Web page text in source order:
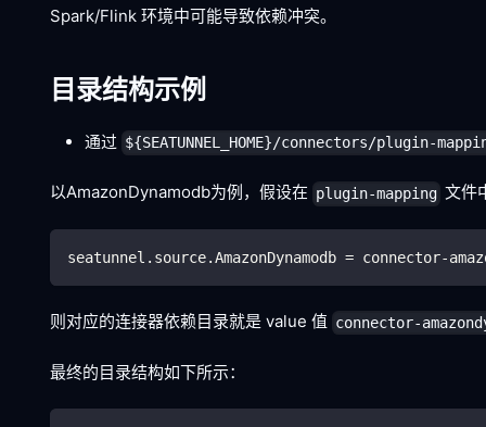
Spark/Flink 环境中可能导致依赖冲突。
目录结构示例
通过 ${SEATUNNEL_HOME}/connectors/plugin-
以AmazonDynamodb为例，假设在 plugin-mapping 文件
seatunnel.source.AmazonDynamodb = connector-
则对应的连接器依赖目录就是 value 值 connector-
最终的目录结构如下所示：